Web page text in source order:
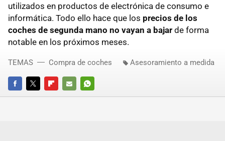
utilizados en productos de electrónica de consumo e
informática. Todo ello hace que los precios de los
coches de segunda mano no vayan a bajar de forma
notable en los próximos meses.
FACEBOOKTWITTERFLIPBOARD
E-
WHATSAPP
TEMAS Compra de coches Asesoramiento a medida